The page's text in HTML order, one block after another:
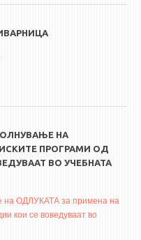
НА
ПРОГРАМИ ОД
ВО УЧЕБНАТА
на ОДЛУКАТА за примена на
кои се воведуваат во